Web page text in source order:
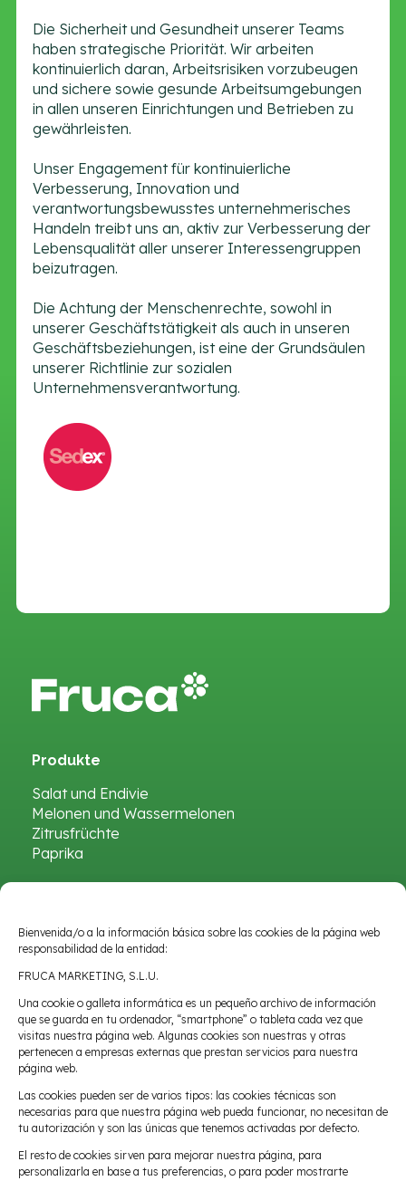
Bienvenida/o a la información básica sobre las cookies de la página web
responsabilidad de la entidad:
FRUCA MARKETING, S.L.U.
Una cookie o galleta informática es un pequeño archivo de información
que se guarda en tu ordenador, “smartphone” o tableta cada vez que
visitas nuestra página web. Algunas cookies son nuestras y otras
pertenecen a empresas externas que prestan servicios para nuestra
página web.
Las cookies pueden ser de varios tipos: las cookies técnicas son
necesarias para que nuestra página web pueda funcionar, no necesitan de
tu autorización y son las únicas que tenemos activadas por defecto.
El resto de cookies sirven para mejorar nuestra página, para
personalizarla en base a tus preferencias, o para poder mostrarte
Die Sicherheit und Gesundheit unserer Teams
haben strategische Priorität. Wir arbeiten
kontinuierlich daran, Arbeitsrisiken vorzubeugen
und sichere sowie gesunde Arbeitsumgebungen
in allen unseren Einrichtungen und Betrieben zu
gewährleisten.
Unser Engagement für kontinuierliche
Verbesserung, Innovation und
verantwortungsbewusstes unternehmerisches
Handeln treibt uns an, aktiv zur Verbesserung der
Lebensqualität aller unserer Interessengruppen
beizutragen.
Die Achtung der Menschenrechte, sowohl in
unserer Geschäftstätigkeit als auch in unseren
Geschäftsbeziehungen, ist eine der Grundsäulen
unserer Richtlinie zur sozialen
Unternehmensverantwortung.
Produkte
Salat und Endivie
Melonen und Wassermelonen
Zitrusfrüchte
Paprika
So sind wir
Nachrichten
Rechtlicher Hinweis
Datenschutzrichtlinie
Cookie-Richtlinie
Umwelterklärung der CFM-Gruppe
2024
Umwelterklärung von Fruca 2024